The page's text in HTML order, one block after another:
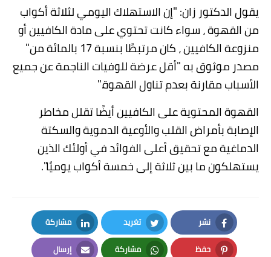
يقول الدكتور زان: "إن الاستهلاك اليومي لثلاثة أكواب
من القهوة ، سواء كانت تحتوي على مادة الكافيين أو
منزوعة الكافيين ، كان مرتبطًا بنسبة 17 بالمائة من"
مصدر موثوق به "أقل عرضة للوفيات الناجمة عن جميع
الأسباب مقارنة بعدم تناول القهوة".
القهوة المحتوية على الكافيين أيضًا تقلل مخاطر
الإصابة بأمراض القلب والأوعية الدموية والسكتة
الدماغية مع تحقيق أعلى الفوائد في أولئك الذين
يستهلكون ما بين ثلاثة إلى خمسة أكواب يوميًا."
نشر
Facebook
تغريد
Twitter
مشاركة
LinkedIn
حفظ مشاركة إرسال